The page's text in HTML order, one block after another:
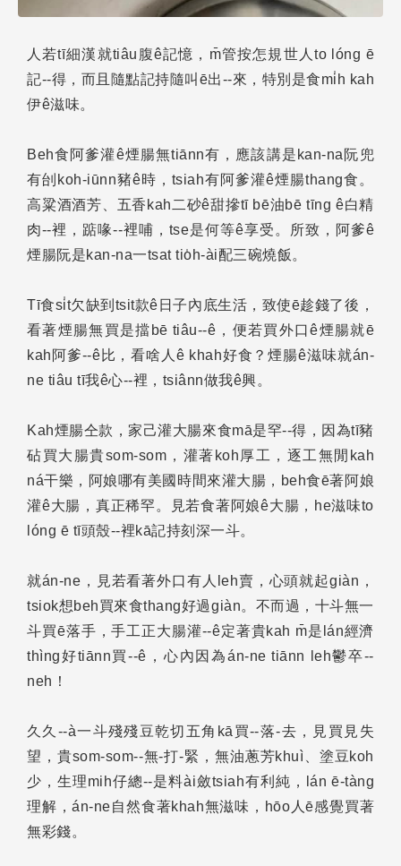
人若tī細漢就tiâu腹ê記憶，m̄管按怎規世人to lóng ē
記--得，而且隨點記持隨叫ē出--來，特別是食mi̍h kah
伊ê滋味。
Beh食阿爹灌ê煙腸無tiānn有，應該講是kan-na阮兜
有刣koh-iūnn豬ê時，tsiah有阿爹灌ê煙腸thang食。
高粱酒酒芳、五香kah二砂ê甜摻tī bē油bē tīng ê白精
肉--裡，踮喙--裡哺，tse是何等ê享受。所致，阿爹ê
煙腸阮是kan-na一tsat tio̍h-ài配三碗燒飯。
Tī食si̍t欠缺到tsit款ê日子內底生活，致使ē趁錢了後，
看著煙腸無買是擋bē tiâu--ê，便若買外口ê煙腸就ē
kah阿爹--ê比，看啥人ê khah好食？煙腸ê滋味就án-
ne tiâu tī我ê心--裡，tsiânn做我ê興。
Kah煙腸仝款，家己灌大腸來食mā是罕--得，因為tī豬
砧買大腸貴som-som，灌著koh厚工，逐工無閒kah
ná干樂，阿娘哪有美國時間來灌大腸，beh食ē著阿娘
灌ê大腸，真正稀罕。見若食著阿娘ê大腸，he滋味to
lóng ē tī頭殼--裡kā記持刻深一斗。
就án-ne，見若看著外口有人leh賣，心頭就起giàn，
tsiok想beh買來食thang好過giàn。不而過，十斗無一
斗買ē落手，手工正大腸灌--ê定著貴kah m̄是lán經濟
thìng好tiānn買--ê，心內因為án-ne tiānn leh鬱卒--
neh！
久久--à一斗殘殘豆乾切五角kā買--落-去，見買見失
望，貴som-som--無-打-緊，無油蔥芳khuì、塗豆koh
少，生理mih仔總--是料ài斂tsiah有利純，lán ē-tàng
理解，án-ne自然食著khah無滋味，hōo人ē感覺買著
無彩錢。